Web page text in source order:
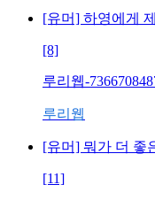
[유머] 하영에게
[8]
루리웹-
루리웹
[유머] 뭐가 더 좋
[11]